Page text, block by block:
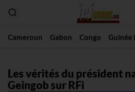
Cameroun Gabon Congo Guinée
Les vérités du président
Geingob sur RFi